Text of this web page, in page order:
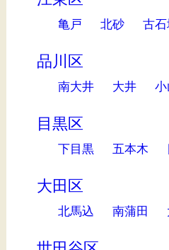
亀戸 北砂 古
品川区
南大井 大井 小
目黒区
下目黒 五本木
大田区
北馬込 南蒲田